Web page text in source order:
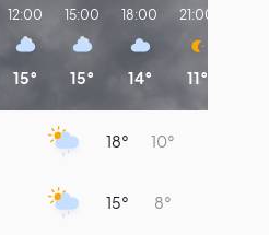
12:00
15°
15:00
15°
18:00
14°
21:00
11°
18° 10°
15° 8°